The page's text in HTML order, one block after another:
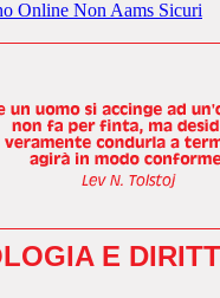
Online Non Aams Sicuri
E